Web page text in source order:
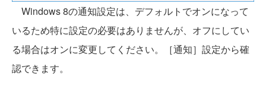
Windows 8の通知設定は、デフォルトでオンになって
いるため特に設定の必要はありませんが、オフにしてい
る場合はオンに変更してください。［通知］設定から確
認できます。